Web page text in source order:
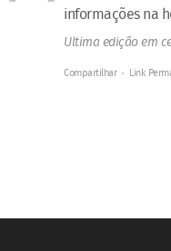
informações na
Ultima edição em
Compartilhar Link